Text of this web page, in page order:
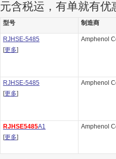
元含税运，有单就有
型号 制造商
RJHSE-5485
[更多]
Amphenol
RJHSE-5485
[更多]
Amphenol
RJHSE5485A1
[更多]
Amphenol